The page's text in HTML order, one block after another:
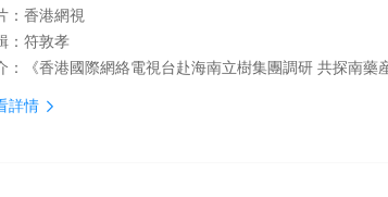
： 香港網視
： 符敦孝
：
《香港國際網絡電視台赴海南立樹集團調研 共探南
詳情 